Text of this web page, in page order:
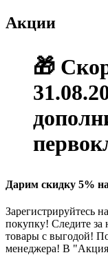
Акции
🎁
Дарим скидку 5%
Зарегистрируйтесь
покупку! Следите
товары с выгодой!
менеджера! В